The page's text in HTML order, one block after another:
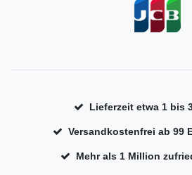
Lieferzeit etwa 1 bis
Versandkostenfrei ab 99
Mehr als 1 Million